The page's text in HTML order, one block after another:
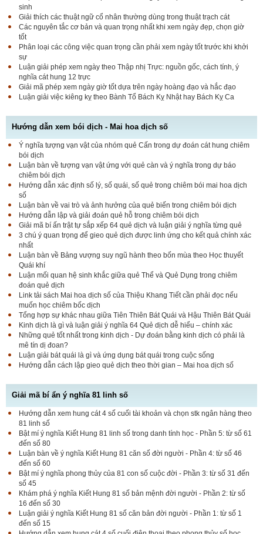
sinh
Giải thích các thuật ngữ cổ nhân thường dùng trong thuật trạch cát
Các nguyên tắc cơ bản và quan trọng nhất khi xem ngày đẹp, chọn giờ
tốt
Phân loại các công việc quan trọng cần phải xem ngày tốt trước khi khởi
sự
Luận giải phép xem ngày theo Thập nhị Trực: nguồn gốc, cách tính, ý
nghĩa cát hung 12 trực
Giải mã phép xem ngày giờ tốt dựa trên ngày hoàng đạo và hắc đạo
Luận giải việc kiêng kỵ theo Bành Tổ Bách Kỵ Nhật hay Bách Kỵ Ca
Hướng dẫn xem bói dịch - Mai hoa dịch số
Ý nghĩa tượng vạn vật của nhóm quẻ Cấn trong dự đoán cát hung chiêm
bói dịch
Luận bàn về tượng vạn vật ứng với quẻ càn và ý nghĩa trong dự báo
chiêm bói dịch
Hướng dẫn xác định số lý, số quái, số quẻ trong chiêm bói mai hoa dịch
số
Luận bàn về vai trò và ảnh hưởng của quẻ biến trong chiêm bói dịch
Hướng dẫn lập và giải đoán quẻ hỗ trong chiêm bói dịch
Giải mã bí ấn trật tự sắp xếp 64 quẻ dịch và luận giải ý nghĩa từng quẻ
3 chú ý quan trọng để gieo quẻ dịch được linh ứng cho kết quả chính xác
nhất
Luận bàn về Bảng vượng suy ngũ hành theo bốn mùa theo Học thuyết
Quái khí
Luận mối quan hệ sinh khắc giữa quẻ Thể và Quẻ Dụng trong chiêm
đoán quẻ dịch
Link tải sách Mai hoa dịch số của Thiệu Khang Tiết cần phải đọc nếu
muốn học chiêm bốc dịch
Tổng hợp sự khác nhau giữa Tiên Thiên Bát Quái và Hậu Thiên Bát Quái
Kinh dịch là gì và luận giải ý nghĩa 64 Quẻ dịch dễ hiểu – chính xác
Những quẻ tốt nhất trong kinh dịch - Dự đoán bằng kinh dịch có phải là
mê tín dị đoan?
Luận giải bát quái là gì và ứng dụng bát quái trong cuộc sống
Hướng dẫn cách lập gieo quẻ dịch theo thời gian – Mai hoa dịch số
Giải mã bí ẩn ý nghĩa 81 linh số
Hướng dẫn xem hung cát 4 số cuối tài khoản và chọn stk ngân hàng theo
81 linh số
Bật mí ý nghĩa Kiết Hung 81 linh số trong danh tính học - Phần 5: từ số 61
đến số 80
Luận bàn về ý nghĩa Kiết Hung 81 căn số đời người - Phần 4: từ số 46
đến số 60
Bật mí ý nghĩa phong thủy của 81 con số cuộc đời - Phần 3: từ số 31 đến
số 45
Khám phá ý nghĩa Kiết Hung 81 số bản mệnh đời người - Phần 2: từ số
16 đến số 30
Luận giải ý nghĩa Kiết Hung 81 số căn bản đời người - Phần 1: từ số 1
đến số 15